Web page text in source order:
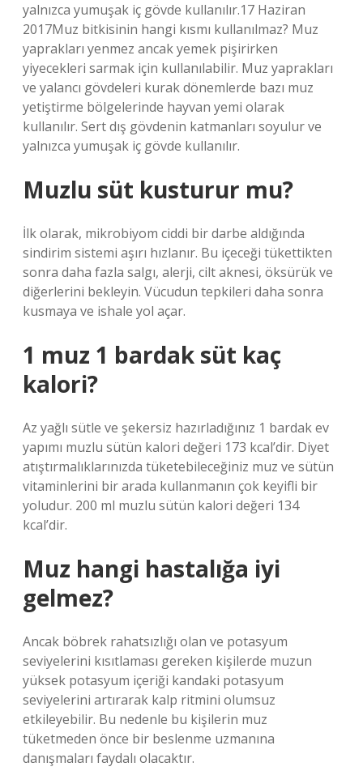
yalnızca yumuşak iç gövde kullanılır.17 Haziran
2017Muz bitkisinin hangi kısmı kullanılmaz? Muz
yaprakları yenmez ancak yemek pişirirken
yiyecekleri sarmak için kullanılabilir. Muz yaprakları
ve yalancı gövdeleri kurak dönemlerde bazı muz
yetiştirme bölgelerinde hayvan yemi olarak
kullanılır. Sert dış gövdenin katmanları soyulur ve
yalnızca yumuşak iç gövde kullanılır.
Muzlu süt kusturur mu?
İlk olarak, mikrobiyom ciddi bir darbe aldığında
sindirim sistemi aşırı hızlanır. Bu içeceği tükettikten
sonra daha fazla salgı, alerji, cilt aknesi, öksürük ve
diğerlerini bekleyin. Vücudun tepkileri daha sonra
kusmaya ve ishale yol açar.
1 muz 1 bardak süt kaç
kalori?
Az yağlı sütle ve şekersiz hazırladığınız 1 bardak ev
yapımı muzlu sütün kalori değeri 173 kcal’dir. Diyet
atıştırmalıklarınızda tüketebileceğiniz muz ve sütün
vitaminlerini bir arada kullanmanın çok keyifli bir
yoludur. 200 ml muzlu sütün kalori değeri 134
kcal’dir.
Muz hangi hastalığa iyi
gelmez?
Ancak böbrek rahatsızlığı olan ve potasyum
seviyelerini kısıtlaması gereken kişilerde muzun
yüksek potasyum içeriği kandaki potasyum
seviyelerini artırarak kalp ritmini olumsuz
etkileyebilir. Bu nedenle bu kişilerin muz
tüketmeden önce bir beslenme uzmanına
danışmaları faydalı olacaktır.